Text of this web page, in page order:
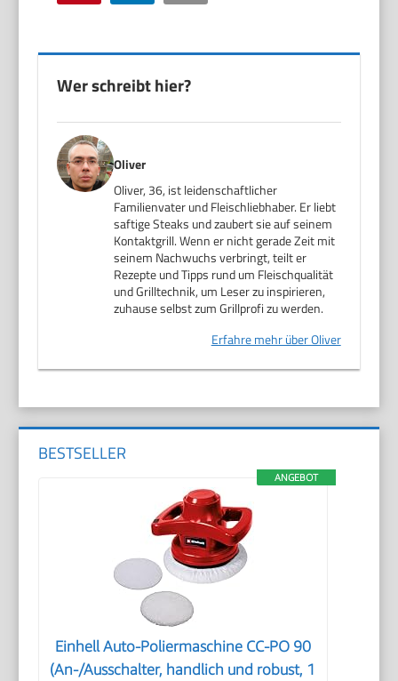
Wer schreibt hier?
Oliver
Oliver, 36, ist leidenschaftlicher
Familienvater und Fleischliebhaber. Er liebt
saftige Steaks und zaubert sie auf seinem
Kontaktgrill. Wenn er nicht gerade Zeit mit
seinem Nachwuchs verbringt, teilt er
Rezepte und Tipps rund um Fleischqualität
und Grilltechnik, um Leser zu inspirieren,
zuhause selbst zum Grillprofi zu werden.
Erfahre mehr über Oliver
BESTSELLER
ANGEBOT
Einhell Auto-Poliermaschine CC-PO 90
(An-/Ausschalter, handlich und robust, 1